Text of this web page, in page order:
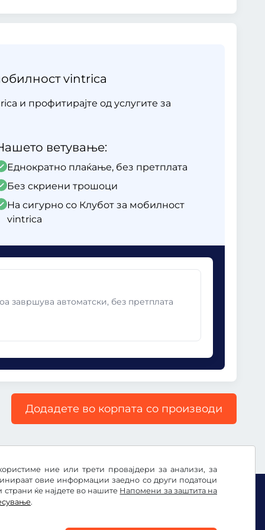
ние или трети провајдери за анализи, за
овие информации заедно со други податоци
ќе најдете во нашите Напомени за заштита на
.
vintrica
и профитирајте од услугите за
ветување:
Еднократно плаќање, без претплата
Без скриени трошоци
На сигурно со Клубот за мобилност
vintrica
завршува автоматски, без претплата
Додадете во корпата со производи